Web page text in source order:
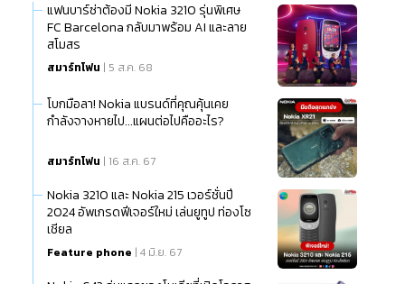
แฟนบาร์ซ่าต้องมี Nokia 3210 รุ่นพิเศษ
FC Barcelona กลับมาพร้อม AI และลาย
สโมสร
สมาร์ทโฟน | 5 ส.ค. 68
โบกมือลา! Nokia แบรนด์ที่คุณคุ้นเคย
กำลังจางหายไป...แผนต่อไปคืออะไร?
สมาร์ทโฟน | 16 ส.ค. 67
Nokia 3210 และ Nokia 215 เวอร์ชั่นปี
2024 อัพเกรดฟีเจอร์ใหม่ เล่นยูทูป ท่องโซ
เชียล
Feature phone | 4 มิ.ย. 67